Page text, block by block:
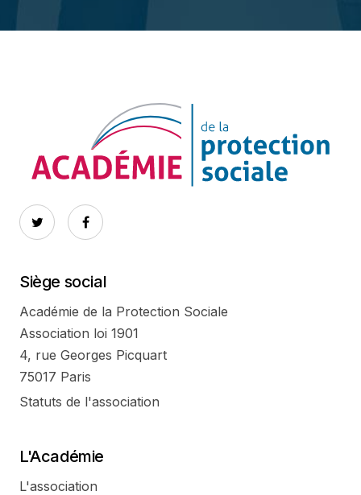
Siège social
Académie de la Protection Sociale
Association loi 1901
4, rue Georges Picquart
75017 Paris
Statuts de l'association
L'Académie
L'association